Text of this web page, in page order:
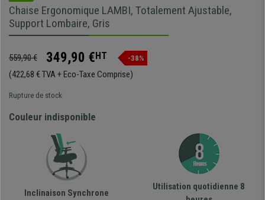
Chaise Ergonomique LAMBI, Totalement Ajustable,
Support Lombaire, Gris
559,90 € 349,90 €HT -38%
(422,68 € TVA + Eco-Taxe Comprise)
Rupture de stock
Couleur indisponible
Inclinaison Synchrone
Utilisation quotidienne 8